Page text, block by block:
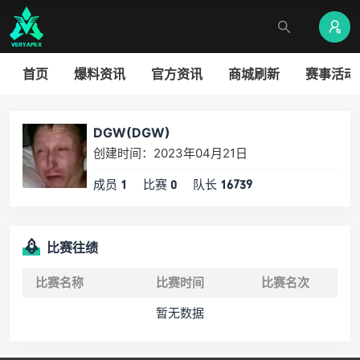
首页 爆料资讯 官方资讯 商城刷新 赛事活动
DGW(DGW)
创建时间：2023年04月21日
成员 1 比赛 0 队长 16739
比赛往绩
比赛名称 比赛时间
比赛名次
暂无数据